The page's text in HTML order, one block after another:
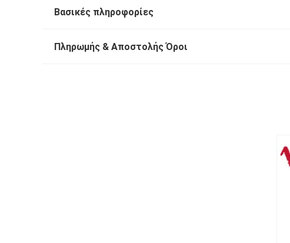
Βασικές πληροφορίες
Πληρωμής & Αποστολής Όροι